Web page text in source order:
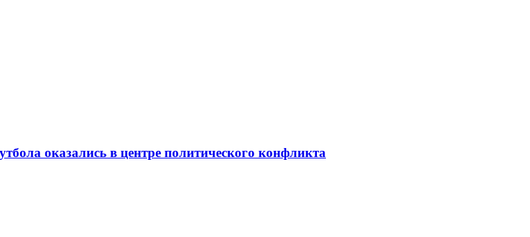
оказались в центре политического конфликта